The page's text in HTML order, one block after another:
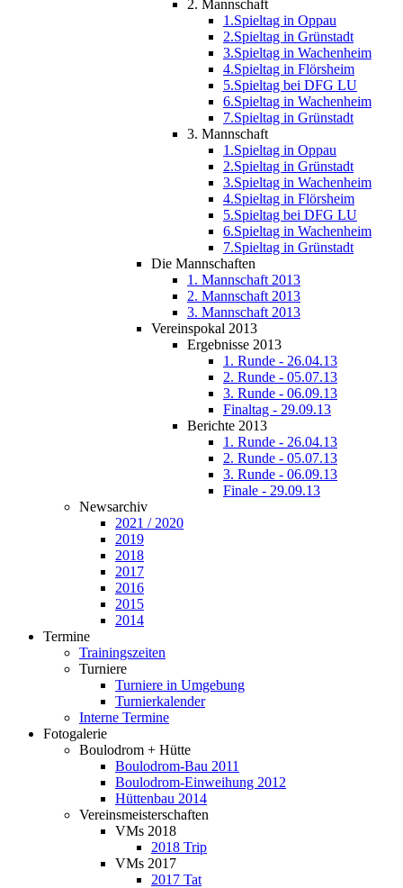
2. Mannschaft
1.Spieltag in Oppau
2.Spieltag in Grünstadt
3.Spieltag in Wachenheim
4.Spieltag in Flörsheim
5.Spieltag bei DFG LU
6.Spieltag in Wachenheim
7.Spieltag in Grünstadt
3. Mannschaft
1.Spieltag in Oppau
2.Spieltag in Grünstadt
3.Spieltag in Wachenheim
4.Spieltag in Flörsheim
5.Spieltag bei DFG LU
6.Spieltag in Wachenheim
7.Spieltag in Grünstadt
Die Mannschaften
1. Mannschaft 2013
2. Mannschaft 2013
3. Mannschaft 2013
Vereinspokal 2013
Ergebnisse 2013
1. Runde - 26.04.13
2. Runde - 05.07.13
3. Runde - 06.09.13
Finaltag - 29.09.13
Berichte 2013
1. Runde - 26.04.13
2. Runde - 05.07.13
3. Runde - 06.09.13
Finale - 29.09.13
Newsarchiv
2021 / 2020
2019
2018
2017
2016
2015
2014
Termine
Trainingszeiten
Turniere
Turniere in Umgebung
Turnierkalender
Interne Termine
Fotogalerie
Boulodrom + Hütte
Boulodrom-Bau 2011
Boulodrom-Einweihung 2012
Hüttenbau 2014
Vereinsmeisterschaften
VMs 2018
2018 Trip
VMs 2017
2017 Tat